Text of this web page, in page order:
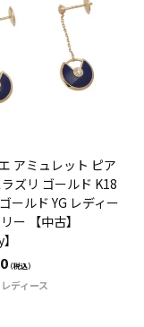
アミュレット ピア
ズリ ゴールド K18
ールド YG レディー
ー 【中古】
（税込）
レディース